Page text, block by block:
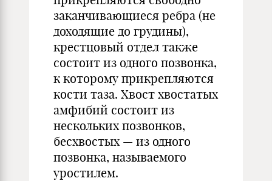
заканчивающиеся ребра (не
доходящие до грудины),
крестцовый отдел также
состоит из одного позвонка,
к которому прикрепляются
кости таза. Хвост хвостатых
амфибий состоит из
нескольких позвонков,
бесхвостых — из одного
позвонка, называемого
уростилем.